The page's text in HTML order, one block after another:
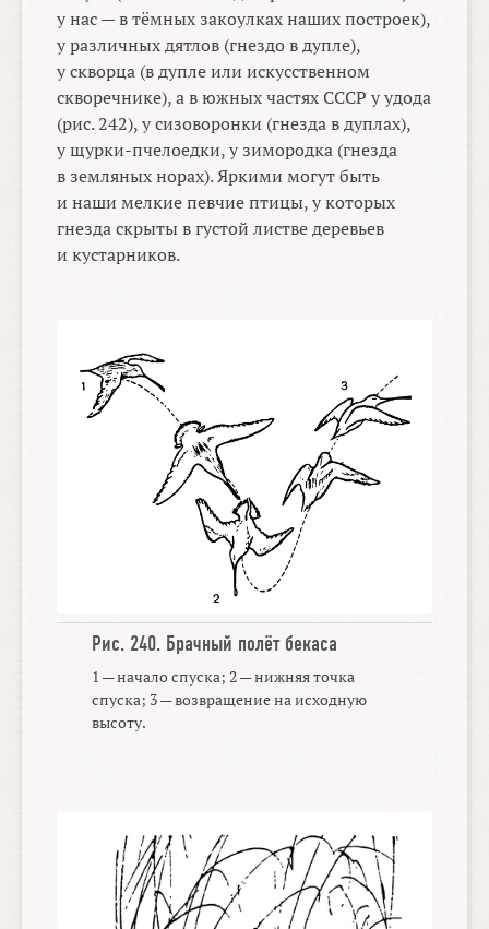
у нас — в тёмных закоулках наших построек),
у различных дятлов (гнездо в дупле),
у скворца (в дупле или искусственном
скворечнике), а в южных частях СССР у удода
(рис. 242), у сизоворонки (гнезда в дуплах),
у щурки-пчелоедки, у зимородка (гнезда
в земляных норах). Яркими могут быть
и наши мелкие певчие птицы, у которых
гнезда скрыты в густой листве деревьев
и кустарников.
Рис. 240. Брачный полёт бекаса
1 — начало спуска; 2 — нижняя точка
спуска; 3 — возвращение на исходную
высоту.